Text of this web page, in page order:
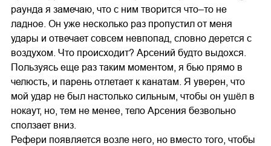
раунда я замечаю, что с ним творится что–то не
ладное. Он уже несколько раз пропустил от меня
удары и отвечает совсем невпопад, словно дерется с
воздухом. Что происходит? Арсений будто выдохся.
Пользуясь еще раз таким моментом, я бью прямо в
челюсть, и парень отлетает к канатам. Я уверен, что
мой удар не был настолько сильным, чтобы он ушёл в
нокаут, но, тем не менее, тело Арсения безвольно
сползает вниз.
Рефери появляется возле него, но вместо того, чтобы